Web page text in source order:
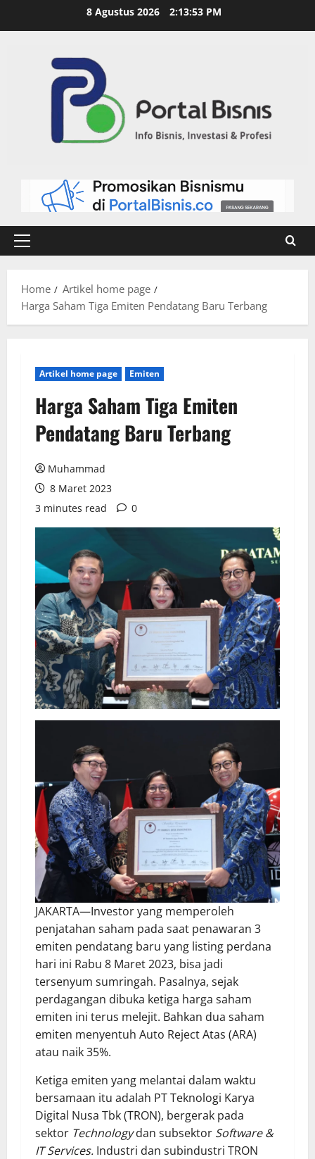
8 Agustus 2026 2:13:54 PM
Home
Artikel home page
Harga Saham Tiga Emiten Pendatang Baru Terbang
Artikel home page Emiten
Harga Saham Tiga Emiten
Pendatang Baru Terbang
Muhammad
8 Maret 2023
3 minutes read
0
JAKARTA—Investor yang memperoleh
penjatahan saham pada saat penawaran 3
emiten pendatang baru yang listing perdana
hari ini Rabu 8 Maret 2023, bisa jadi
tersenyum sumringah. Pasalnya, sejak
perdagangan dibuka ketiga harga saham
emiten ini terus melejit. Bahkan dua saham
emiten menyentuh Auto Reject Atas (ARA)
atau naik 35%.
Ketiga emiten yang melantai dalam waktu
bersamaan itu adalah PT Teknologi Karya
Digital Nusa Tbk (TRON), bergerak pada
sektor Technologydan subsektor Software &
IT Services. Industri dan subindustri TRON